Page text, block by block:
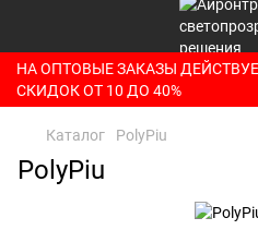
НА ОПТОВЫЕ ЗАКАЗЫ
СКИДОК ОТ 10 ДО 40%
Каталог PolyPiu
PolyPiu